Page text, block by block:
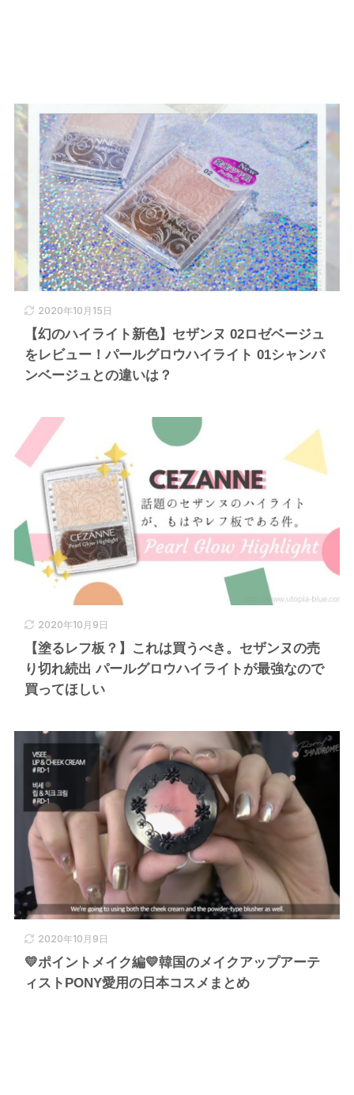
2020年10月15日
【幻のハイライト新色】セザンヌ 02ロゼベージュ
をレビュー！パールグロウハイライト 01シャンパ
ンベージュとの違いは？
2020年10月9日
【塗るレフ板？】これは買うべき。セザンヌの売
り切れ続出 パールグロウハイライトが最強なので
買ってほしい
2020年10月9日
💛ポイントメイク編💛韓国のメイクアップアーテ
ィストPONY愛用の日本コスメまとめ